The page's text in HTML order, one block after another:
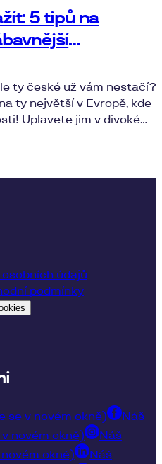
5 tipů na
ty české už vám nestačí?
ty největší v Evropě, kde
Uplavete jim v divoké
údajů
podmínky
se v novém okně)
Náš
novém okně)
Náš
okně)
Náš